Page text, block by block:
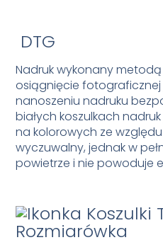
DTG
Nadruk wykonany
osiągnięcie fotograficznej
nanoszeniu nadruku
białych koszulkach
na kolorowych ze
wyczuwalny, jednak w
powietrze i nie powoduje
Rozmiarówka